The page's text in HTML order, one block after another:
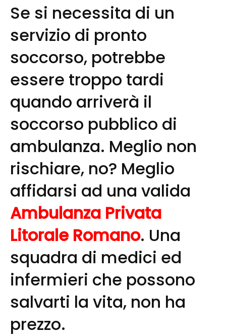
Se si necessita di un
servizio di pronto
soccorso, potrebbe
essere troppo tardi
quando arriverà il
soccorso pubblico di
ambulanza. Meglio non
rischiare, no? Meglio
affidarsi ad una valida
Ambulanza Privata
Litorale Romano. Una
squadra di medici ed
infermieri che possono
salvarti la vita, non ha
prezzo.